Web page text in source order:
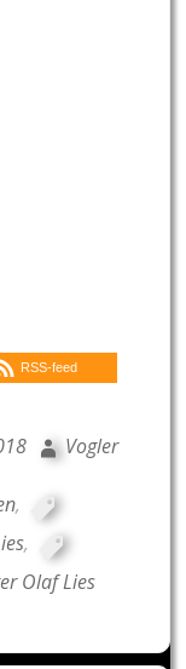
RSS-feed
Vogler
,
,
Olaf Lies